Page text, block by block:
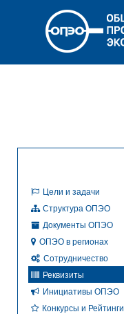
Цели и задачи
Структура ОПЭО
Документы ОПЭО
ОПЭО в регионах
Сотрудничество
Реквизиты
Инициативы ОПЭО
Конкурсы и Рейтинги